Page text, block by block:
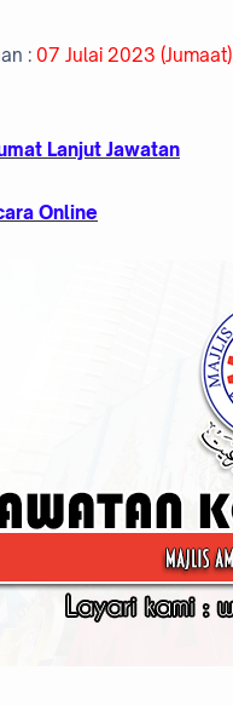
: 07 Julai 2023 (Jumaat)
Lanjut Jawatan
Online